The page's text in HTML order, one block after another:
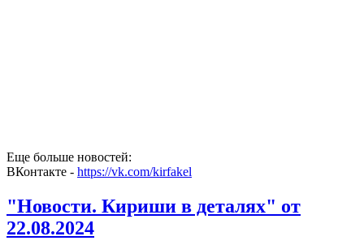
Еще больше новостей:
ВКонтакте - https://vk.com/kirfakel
"Новости. Кириши в деталях" от
22.08.2024